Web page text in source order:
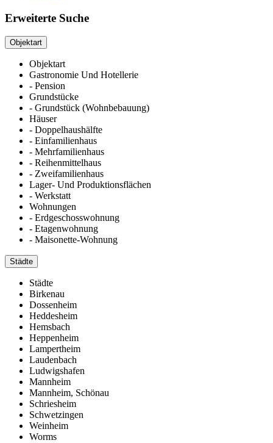
Erweiterte Suche
Objektart
Objektart
Gastronomie Und Hotellerie
- Pension
Grundstücke
- Grundstück (Wohnbebauung)
Häuser
- Doppelhaushälfte
- Einfamilienhaus
- Mehrfamilienhaus
- Reihenmittelhaus
- Zweifamilienhaus
Lager- Und Produktionsflächen
- Werkstatt
Wohnungen
- Erdgeschosswohnung
- Etagenwohnung
- Maisonette-Wohnung
Städte
Städte
Birkenau
Dossenheim
Heddesheim
Hemsbach
Heppenheim
Lampertheim
Laudenbach
Ludwigshafen
Mannheim
Mannheim, Schönau
Schriesheim
Schwetzingen
Weinheim
Worms